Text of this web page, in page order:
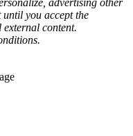
advertising other
you accept the
content.